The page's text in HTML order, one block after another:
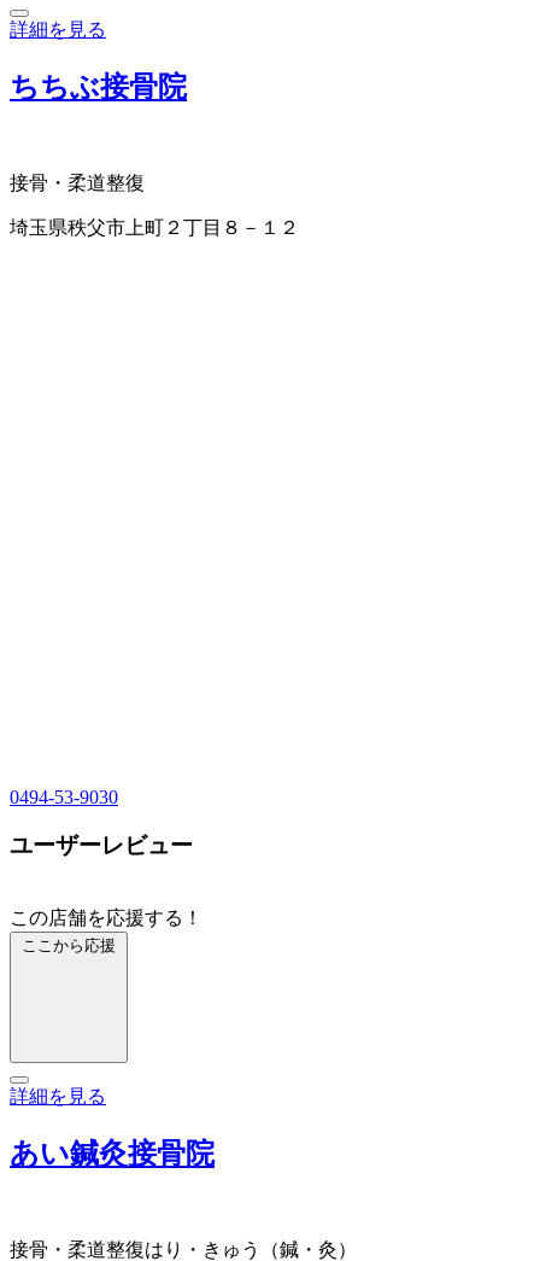
詳細を見る
ちちぶ接骨院
接骨・柔道整復
埼玉県秩父市上町２丁目８－１２
0494-53-9030
ユーザーレビュー
この店舗を応援する！
ここから応援
詳細を見る
あい鍼灸接骨院
接骨・柔道整復はり・きゅう（鍼・灸）